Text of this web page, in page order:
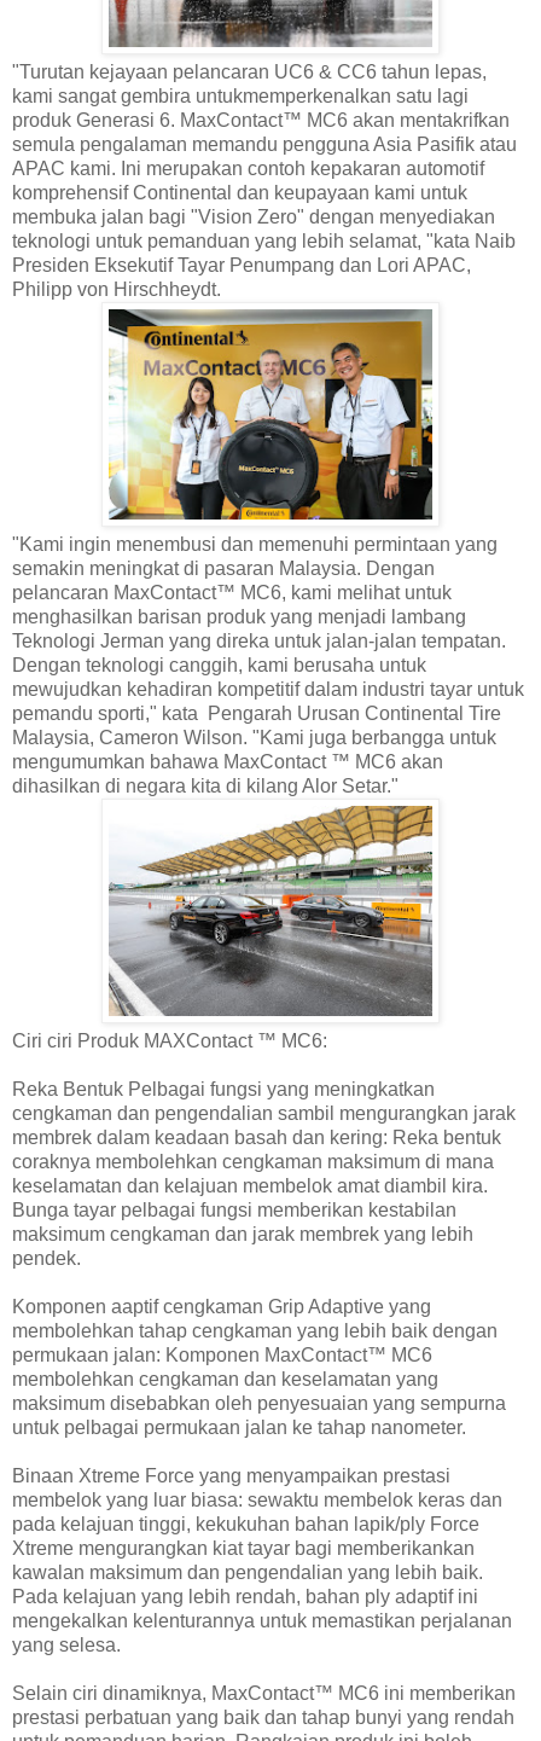
"Turutan kejayaan pelancaran UC6 & CC6 tahun lepas,
kami sangat gembira untukmemperkenalkan satu lagi
produk Generasi 6. MaxContact™ MC6 akan mentakrifkan
semula pengalaman memandu pengguna Asia Pasifik atau
APAC kami. Ini merupakan contoh kepakaran automotif
komprehensif Continental dan keupayaan kami untuk
membuka jalan bagi "Vision Zero" dengan menyediakan
teknologi untuk pemanduan yang lebih selamat, "kata Naib
Presiden Eksekutif Tayar Penumpang dan Lori APAC,
Philipp von Hirschheydt.
"Kami ingin menembusi dan memenuhi permintaan yang
semakin meningkat di pasaran Malaysia. Dengan
pelancaran MaxContact™ MC6, kami melihat untuk
menghasilkan barisan produk yang menjadi lambang
Teknologi Jerman yang direka untuk jalan-jalan tempatan.
Dengan teknologi canggih, kami berusaha untuk
mewujudkan kehadiran kompetitif dalam industri tayar untuk
pemandu sporti," kata Pengarah Urusan Continental Tire
Malaysia, Cameron Wilson. "Kami juga berbangga untuk
mengumumkan bahawa MaxContact ™ MC6 akan
dihasilkan di negara kita di kilang Alor Setar."
Ciri ciri Produk MAXContact ™ MC6:
Reka Bentuk Pelbagai fungsi yang meningkatkan
cengkaman dan pengendalian sambil mengurangkan jarak
membrek dalam keadaan basah dan kering: Reka bentuk
coraknya membolehkan cengkaman maksimum di mana
keselamatan dan kelajuan membelok amat diambil kira.
Bunga tayar pelbagai fungsi memberikan kestabilan
maksimum cengkaman dan jarak membrek yang lebih
pendek.
Komponen aaptif cengkaman Grip Adaptive yang
membolehkan tahap cengkaman yang lebih baik dengan
permukaan jalan: Komponen MaxContact™ MC6
membolehkan cengkaman dan keselamatan yang
maksimum disebabkan oleh penyesuaian yang sempurna
untuk pelbagai permukaan jalan ke tahap nanometer.
Binaan Xtreme Force yang menyampaikan prestasi
membelok yang luar biasa: sewaktu membelok keras dan
pada kelajuan tinggi, kekukuhan bahan lapik/ply Force
Xtreme mengurangkan kiat tayar bagi memberikankan
kawalan maksimum dan pengendalian yang lebih baik.
Pada kelajuan yang lebih rendah, bahan ply adaptif ini
mengekalkan kelenturannya untuk memastikan perjalanan
yang selesa.
Selain ciri dinamiknya, MaxContact™ MC6 ini memberikan
prestasi perbatuan yang baik dan tahap bunyi yang rendah